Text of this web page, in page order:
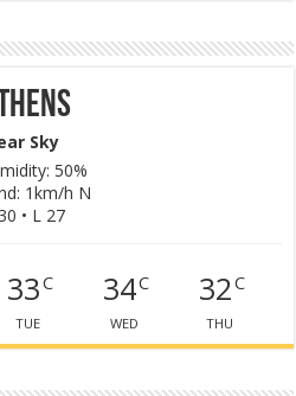
Sky
50%
1km/h N
• L 27
33C
TUE
34C
WED
32C
THU